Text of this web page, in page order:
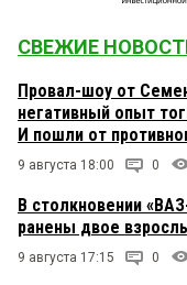
СВЕЖИЕ
Провал-шоу от
негативный опыт
И пошли от
9 августа 18:00 0
В столкновении
ранены двое
9 августа 17:15 0